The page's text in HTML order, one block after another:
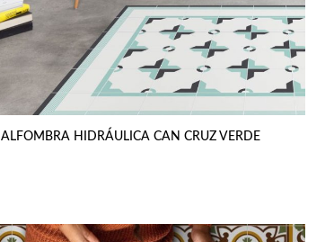
ALFOMBRA HIDRÁULICA CAN CRUZ VERDE